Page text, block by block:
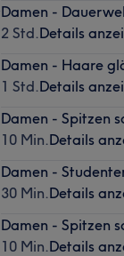
Damen -
2 Std.Details
Damen - Haare
1 Std.Details
Damen - Spitzen
10 Min.Details
Damen -
30 Min.Details
Damen - Spitzen
10 Min.Details